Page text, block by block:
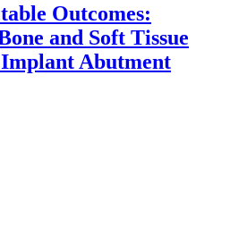
Outcomes:
and Soft Tissue
Implant Abutment